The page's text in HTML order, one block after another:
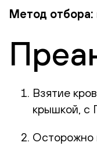
Метод отбора:
Взятие
крышкой, с
Осторожно